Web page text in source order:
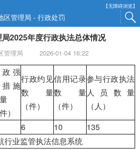
【无障碍浏览】
区管理局 - 行政处罚
2025年度行政执法总体情况
管理局 2026-01-04 16:22
强
施
）
行政约见
数量
（件）
信用记录
数量
（件）
参与行政执法
人员数量
（人）
6 10
135
行业监管执法信息系统